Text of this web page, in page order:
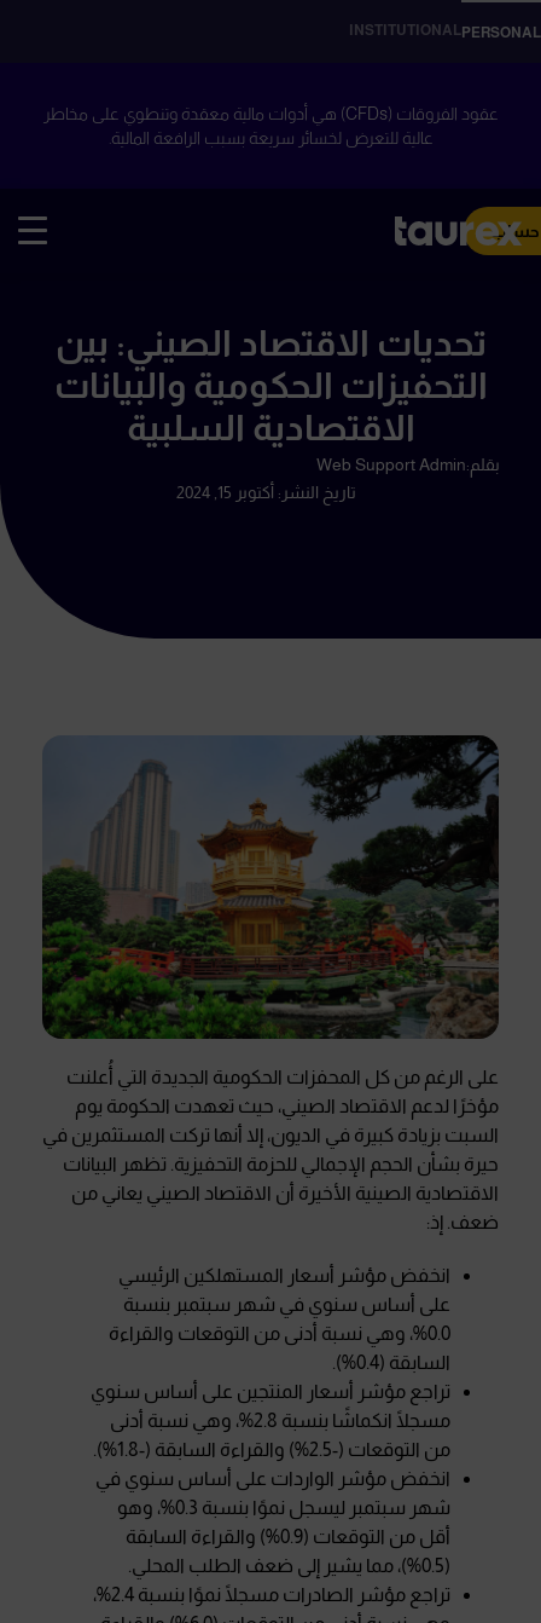
PERSONAL
INSTITUTIONAL
عقود الفروقات (CFDs) هي أدوات مالية معقدة وتنطوي على مخاطر
عالية للتعرض لخسائر سريعة بسبب الرافعة المالية.
حساب
تحديات الاقتصاد الصيني: بين
التحفيزات الحكومية والبيانات
الاقتصادية السلبية
بقلم:Web Support Admin
تاريخ النشر: أكتوبر 15, 2024
على الرغم من كل المحفزات الحكومية الجديدة التي أُعلنت
مؤخرًا لدعم الاقتصاد الصيني، حيث تعهدت الحكومة يوم
السبت بزيادة كبيرة في الديون، إلا أنها تركت المستثمرين في
حيرة بشأن الحجم الإجمالي للحزمة التحفيزية. تظهر البيانات
الاقتصادية الصينية الأخيرة أن الاقتصاد الصيني يعاني من
ضعف. إذ:
انخفض مؤشر أسعار المستهلكين الرئيسي
على أساس سنوي في شهر سبتمبر بنسبة
0.0%، وهي نسبة أدنى من التوقعات والقراءة
السابقة (0.4%).
تراجع مؤشر أسعار المنتجين على أساس سنوي
مسجلًا انكماشًا بنسبة 2.8%، وهي نسبة أدنى
من التوقعات (-2.5%) والقراءة السابقة (-1.8%).
انخفض مؤشر الواردات على أساس سنوي في
شهر سبتمبر ليسجل نموًا بنسبة 0.3%، وهو
أقل من التوقعات (0.9%) والقراءة السابقة
(0.5%)، مما يشير إلى ضعف الطلب المحلي.
تراجع مؤشر الصادرات مسجلًا نموًا بنسبة 2.4%،